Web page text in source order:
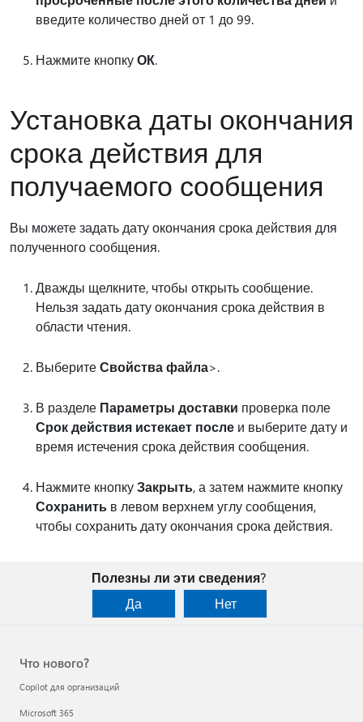
введите количество дней от 1 до 99.
Нажмите кнопкуОК.
Установка даты окончания
срока действия для
получаемого сообщения
Вы можете задать дату окончания срока действия для
полученного сообщения.
Дважды щелкните, чтобы открыть сообщение.
Нельзя задать дату окончания срока действия в
области чтения.
ВыберитеСвойства файла>.
В разделе Параметры доставки проверка поле
Срок действия истекает после и выберите дату и
время истечения срока действия сообщения.
Нажмите кнопкуЗакрыть, а затем нажмите кнопку
Сохранить в левом верхнем углу сообщения,
чтобы сохранить дату окончания срока действия.
Полезны ли эти сведения?
Да
Нет
Что нового?
Copilot для организаций
Microsoft 365